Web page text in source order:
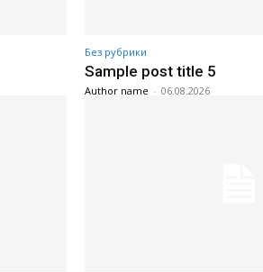
Без рубрики
Sample post title 5
Author name - 06.08.2026